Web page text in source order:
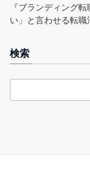
『ブランディング
い」と言わせる転職
検索